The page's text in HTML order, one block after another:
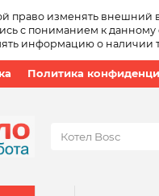
право изменять внешний
с пониманием к
информацию о наличии
Политика